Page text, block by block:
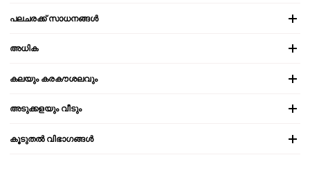
പലചരക്ക് സാധനങ്ങൾ
അധിക
കലയും കരകൗശലവും
അടുക്കളയും വീടും
കൂടുതൽ വിഭാഗങ്ങൾ